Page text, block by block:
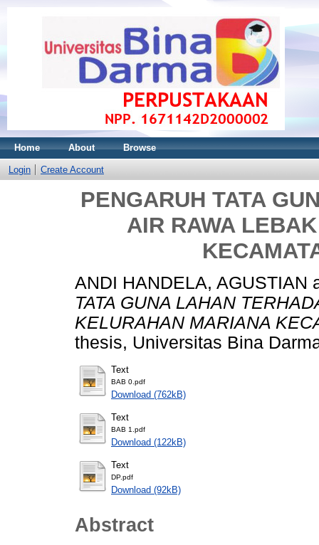
Home About Browse
Login Create Account
PENGARUH TATA
AIR RAWA
ANDI HANDELA, AGUSTIAN
TATA GUNA LAHAN
KELURAHAN MARIANA
thesis, Universitas Bina
Text
BAB 0.pdf
Download (762kB)
Text
BAB 1.pdf
Download (122kB)
Text
DP.pdf
Download (92kB)
Abstract